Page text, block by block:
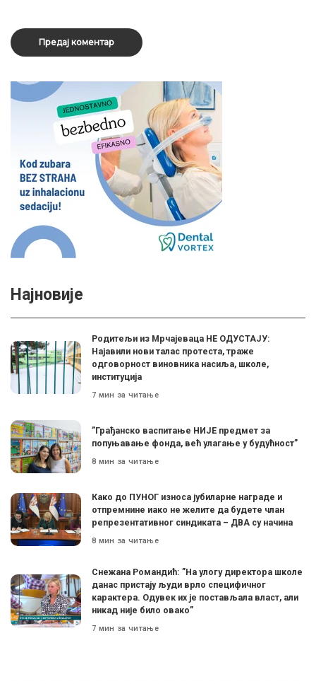
Најновије
Родитељи из Мрчајеваца НЕ ОДУСТАЈУ:
Најавили нови талас протеста, траже
одговорност виновника насиља, школе,
институција
7 мин за читање
”Грађанско васпитање НИЈЕ предмет за
попуњавање фонда, већ улагање у будућност”
8 мин за читање
Како до ПУНОГ износа јубиларне награде и
отпремнине иако не желите да будете члан
репрезентативног синдиката – ДВА су начина
8 мин за читање
Снежана Романдић: ”На улогу директора школе
данас пристају људи врло специфичног
карактера. Одувек их је постављала власт, али
никад није било овако”
7 мин за читање